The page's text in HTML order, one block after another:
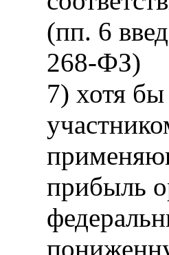
(пп. 6
268-ФЗ)
7) хотя бы
прибыль